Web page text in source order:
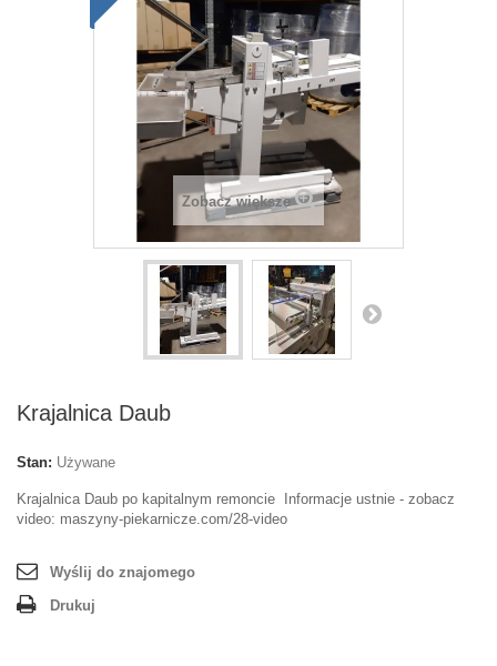
Zobacz większe
Krajalnica Daub
Stan: Używane
Krajalnica Daub po kapitalnym remoncie Informacje ustnie - zobacz
video: maszyny-piekarnicze.com/28-video
Wyślij do znajomego
Drukuj